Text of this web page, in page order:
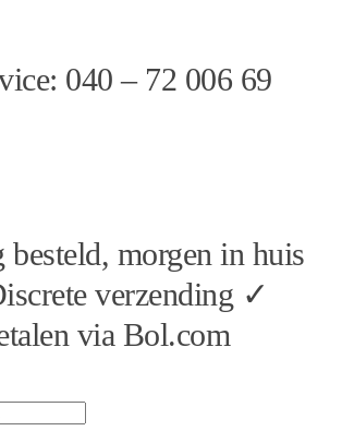
040 – 72 006 69
besteld, morgen in huis
verzending ✓
via Bol.com